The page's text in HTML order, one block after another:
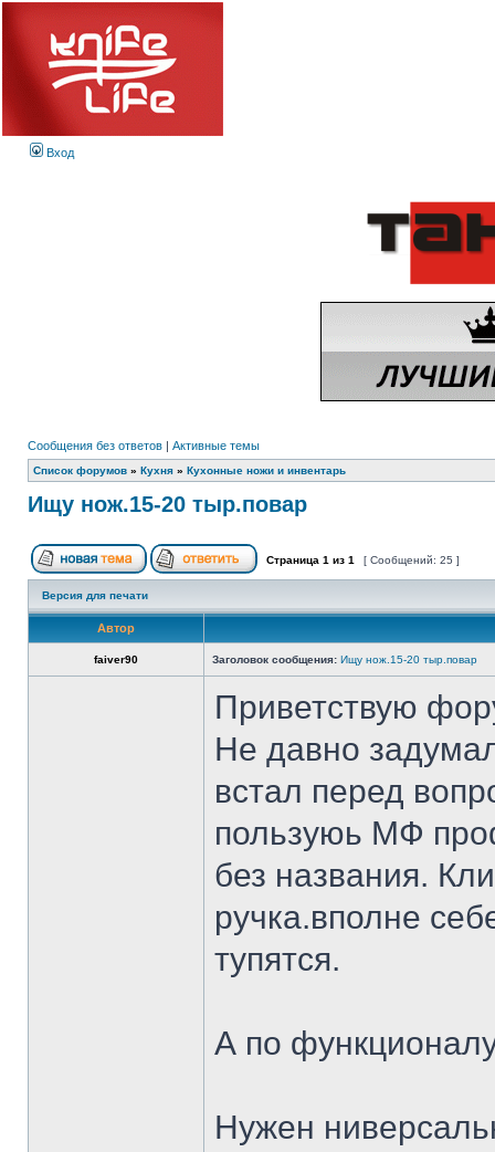
Вход
Сообщения без ответов | Активные темы
Список форумов » Кухня » Кухонные ножи и инвентарь
Ищу нож.15-20 тыр.повар
Страница 1 из 1 [ Сообщений: 25 ]
Версия для печати
Автор
faiver90 Заголовок сообщения: Ищу нож.15-20 тыр.повар
Приветствую
Не давно
встал перед
пользуюь МФ
без названия.
ручка.вполне
тупятся.
А по
Нужен